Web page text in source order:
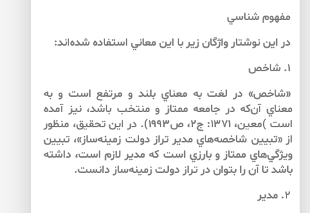
مفهوم شناسي
در اين نوشتار واژگان زير با اين معاني استفاده شده‌اند:
۱. شاخص
«شاخص» در لغت به معناي بلند و مرتفع است و به
معناي آن‌كه در جامعه ممتاز و منتخب باشد، نيز آمده
است )معين، ۱۳۷۱: ج۲، ص۱۹۹۳). در اين تحقيق، منظور
از «تبيين شاخصه‌هاي مدير تراز دولت زمينه‌ساز»، تبيين
ويژگي‌هاي ممتاز و بارزي است كه مدير لازم است، داشته
باشد تا آن را بتوان در تراز دولت زمينه‌ساز دانست.
۲. مدير